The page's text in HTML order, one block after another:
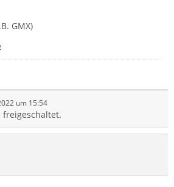
GMX)
um 15:54
freigeschaltet.